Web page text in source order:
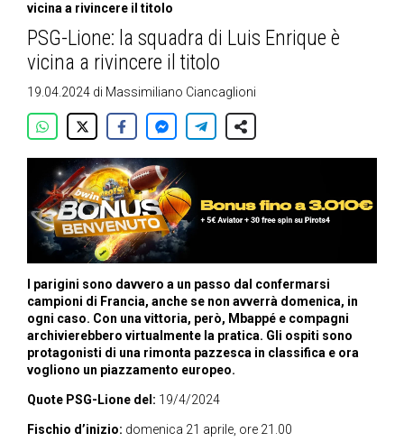
vicina a rivincere il titolo
PSG-Lione: la squadra di Luis Enrique è
vicina a rivincere il titolo
19.04.2024 di Massimiliano Ciancaglioni
I parigini sono davvero a un passo dal confermarsi
campioni di Francia, anche se non avverrà domenica, in
ogni caso. Con una vittoria, però, Mbappé e compagni
archivierebbero virtualmente la pratica. Gli ospiti sono
protagonisti di una rimonta pazzesca in classifica e ora
vogliono un piazzamento europeo.
Quote PSG-Lione del: 19/4/2024
Fischio d’inizio: domenica 21 aprile, ore 21.00